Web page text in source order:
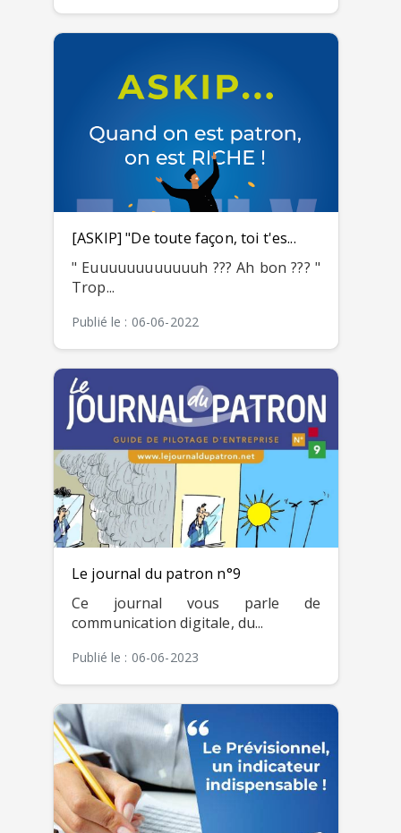
[ASKIP] "De toute façon, toi t'es...
" Euuuuuuuuuuuuh ??? Ah bon ??? "
Trop...
Publié le : 06-06-2022
Le journal du patron n°9
Ce journal vous parle de
communication digitale, du...
Publié le : 06-06-2023